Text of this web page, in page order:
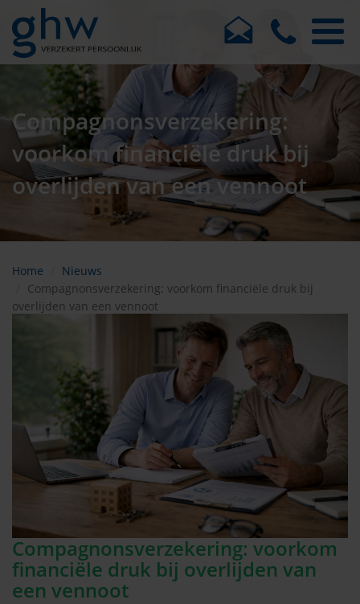
Compagnonsverzekering:
voorkom financiële druk bij
overlijden van een vennoot
Home
Nieuws
Compagnonsverzekering: voorkom financiële druk bij
overlijden van een vennoot
Compagnonsverzekering: voorkom
financiële druk bij overlijden van
een vennoot